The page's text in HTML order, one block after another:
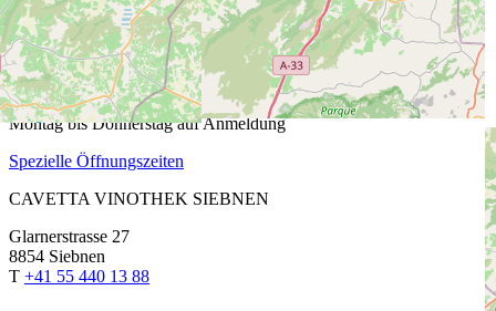
ÖFFNUNGSZEITEN
Fr: 13.30 bis 18.30 Uhr
Sa: 9.00 bis 15.00 Uhr
Montag bis Donnerstag auf Anmeldung
Spezielle Öffnungszeiten
CAVETTA VINOTHEK SIEBNEN
Glarnerstrasse 27
8854 Siebnen
T +41 55 440 13 88